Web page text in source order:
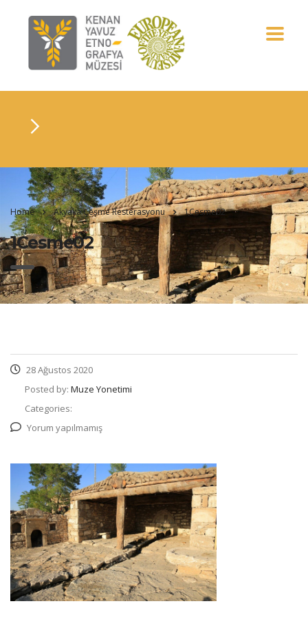
Home Akyaka Çeşme Resterasyonu 1Cesme02
1Cesme02
28 Ağustos 2020
Posted by: Muze Yonetimi
Categories:
Yorum yapılmamış